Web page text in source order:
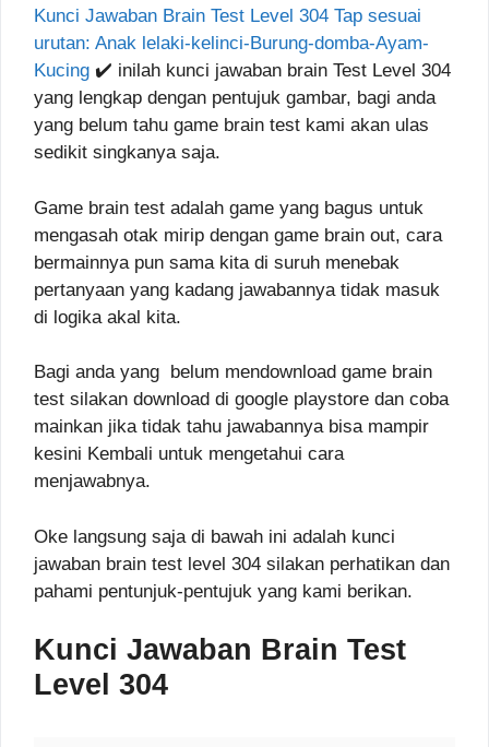
Kunci Jawaban Brain Test Level 304 Tap sesuai
urutan: Anak lelaki-kelinci-Burung-domba-Ayam-
Kucing ✔️ inilah kunci jawaban brain Test Level 304
yang lengkap dengan pentujuk gambar, bagi anda
yang belum tahu game brain test kami akan ulas
sedikit singkanya saja.
Game brain test adalah game yang bagus untuk
mengasah otak mirip dengan game brain out, cara
bermainnya pun sama kita di suruh menebak
pertanyaan yang kadang jawabannya tidak masuk
di logika akal kita.
Bagi anda yang belum mendownload game brain
test silakan download di google playstore dan coba
mainkan jika tidak tahu jawabannya bisa mampir
kesini Kembali untuk mengetahui cara
menjawabnya.
Oke langsung saja di bawah ini adalah kunci
jawaban brain test level 304 silakan perhatikan dan
pahami pentunjuk-pentujuk yang kami berikan.
Kunci Jawaban Brain Test
Level 304